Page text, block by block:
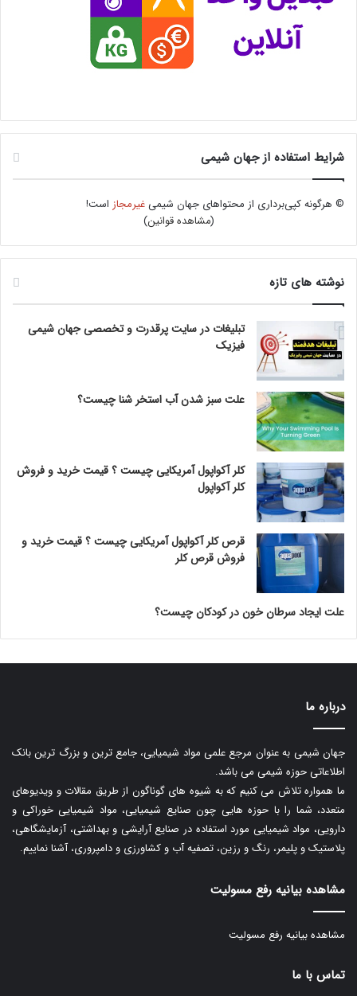
شرایط استفاده از جهان شیمی
© هرگونه کپی‌برداری از محتواهای جهان شیمیغیرمجاز است!
(مشاهده قوانین)
نوشته های تازه
تبلیغات در سایت پرقدرت و تخصصی جهان شیمی
فیزیک
علت سبز شدن آب استخر شنا چیست؟
کلر آکواپول آمریکایی چیست ؟ قیمت خرید و فروش
کلر آکواپول
قرص کلر آکواپول آمریکایی چیست ؟ قیمت خرید و
فروش قرص کلر
علت ایجاد سرطان خون در کودکان چیست؟
درباره ما
جهان شیمی به عنوان مرجع علمی مواد شیمیایی، جامع ترین و بزرگ ترین بانک
اطلاعاتی حوزه شیمی می باشد.
ما همواره تلاش می کنیم که به شیوه های گوناگون از طریق مقالات و ویدیوهای
متعدد، شما را با حوزه هایی چون صنایع شیمیایی، مواد شیمیایی خوراکی و
دارویی، مواد شیمیایی مورد استفاده در صنایع آرایشی و بهداشتی، آزمایشگاهی،
پلاستیک و پلیمر، رنگ و رزین، تصفیه آب و کشاورزی و دامپروری، آشنا نماییم.
مشاهده بیانیه رفع مسولیت
مشاهده بیانیه رفع مسولیت
تماس با ما